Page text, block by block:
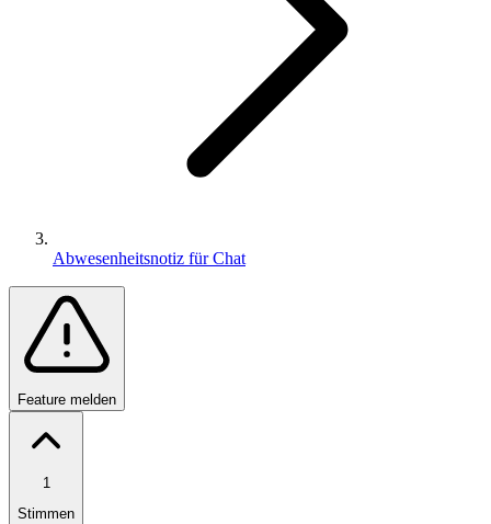
Abwesenheitsnotiz für Chat
Feature melden
1
Stimmen